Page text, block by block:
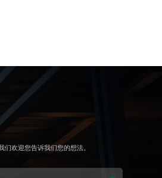
欢迎您告诉我们您的想法。